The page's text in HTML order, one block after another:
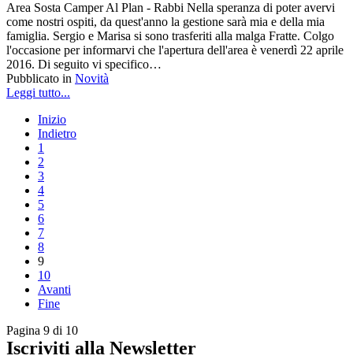
Area Sosta Camper Al Plan - Rabbi Nella speranza di poter avervi
come nostri ospiti, da quest'anno la gestione sarà mia e della mia
famiglia. Sergio e Marisa si sono trasferiti alla malga Fratte. Colgo
l'occasione per informarvi che l'apertura dell'area è venerdì 22 aprile
2016. Di seguito vi specifico…
Pubblicato in Novità
Leggi tutto...
Inizio
Indietro
1
2
3
4
5
6
7
8
9
10
Avanti
Fine
Pagina 9 di 10
Iscriviti alla Newsletter